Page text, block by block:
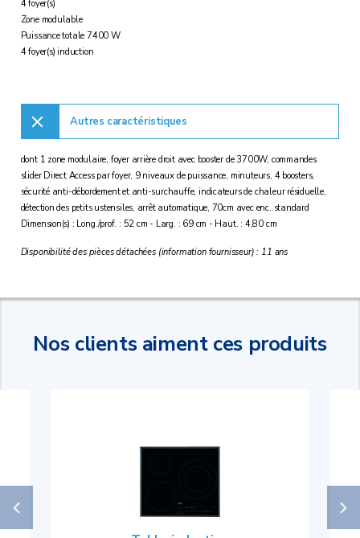
4 foyer(s)
Zone modulable
Puissance totale 7400 W
4 foyer(s) induction
Autres caractéristiques
dont 1 zone modulaire, foyer arrière droit avec booster de 3700W, commandes
slider Direct Access par foyer, 9 niveaux de puissance, minuteurs, 4 boosters,
sécurité anti-débordement et anti-surchauffe, indicateurs de chaleur résiduelle,
détection des petits ustensiles, arrêt automatique, 70cm avec enc. standard
Dimension(s) : Long./prof. : 52 cm - Larg. : 69 cm - Haut. : 4,80 cm
Disponibilité des pièces détachées (information fournisseur) : 11 ans
Nos clients aiment ces produits